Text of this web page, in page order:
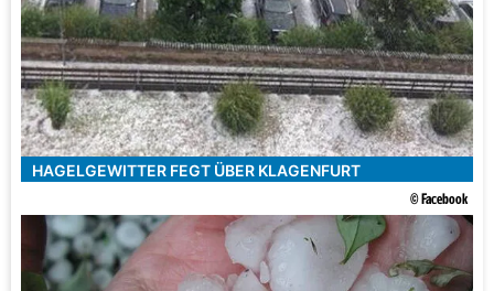
HAGELGEWITTER FEGT ÜBER KLAGENFURT
© Facebook